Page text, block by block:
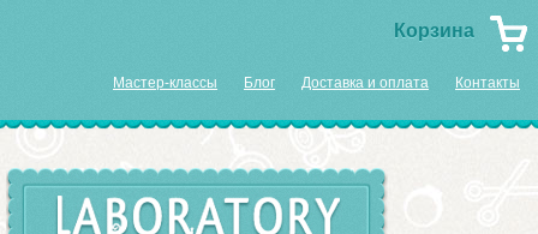
Корзина
Мастер-классы Блог Доставка и оплата Контакты